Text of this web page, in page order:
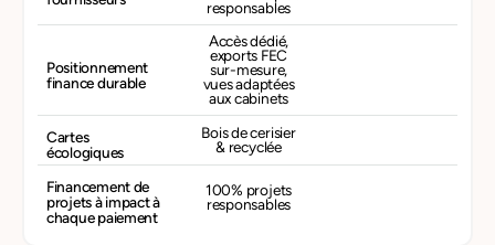
responsables
Positionnement
finance durable
Accès dédié,
exports FEC
sur-mesure,
vues adaptées
aux cabinets
Cartes
écologiques
Bois de cerisier
& recyclée
Financement de
projets à impact à
chaque paiement
100% projets
responsables